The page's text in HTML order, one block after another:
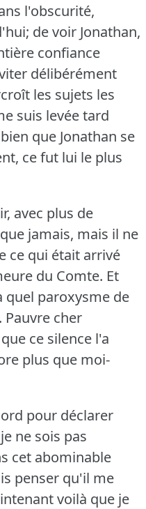
l'obscurité,
de voir Jonathan,
confiance
délibérément
les sujets les
suis levée tard
que Jonathan se
ce fut lui le plus
avec plus de
jamais, mais il ne
ce qui était arrivé
du Comte. Et
quel paroxysme de
Pauvre cher
ce silence l'a
plus que moi-
pour déclarer
ne sois pas
cet abominable
penser qu'il me
voilà que je